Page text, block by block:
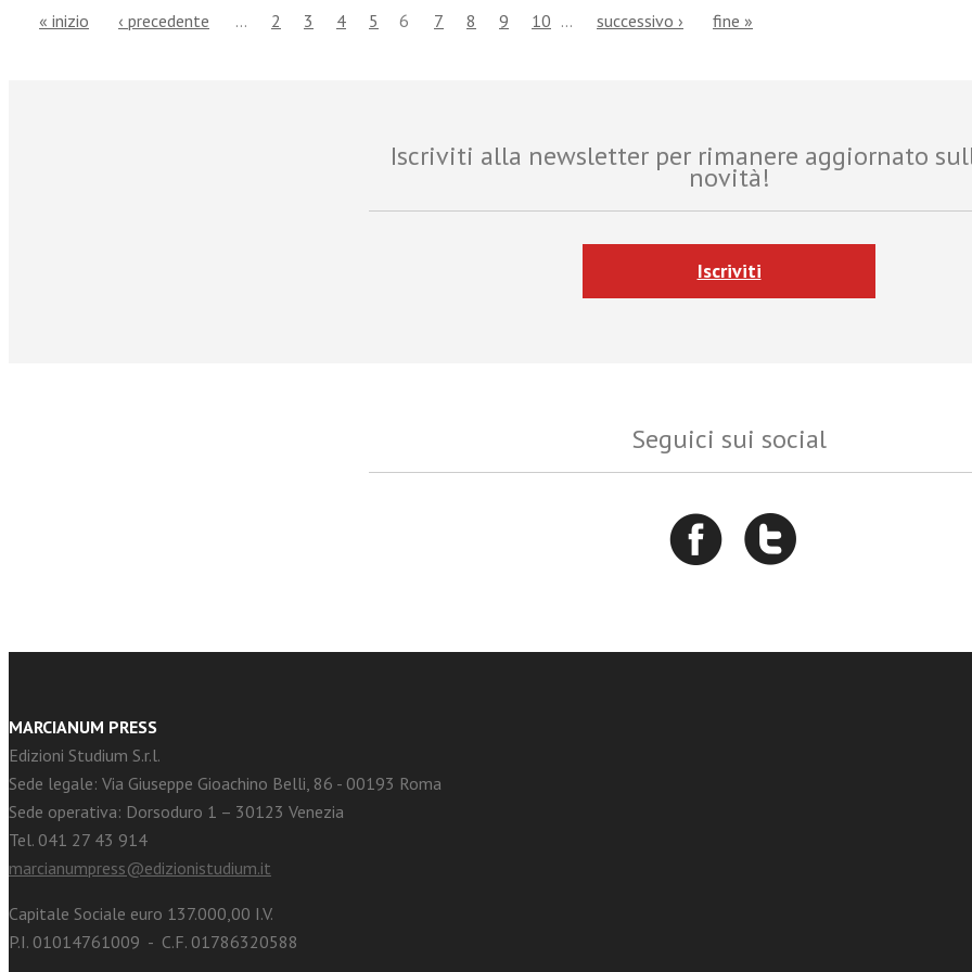
« inizio ‹ precedente … 2 3 4 5 6 7 8 9 10 … successivo › fine »
Iscriviti alla newsletter per rimanere aggiornato
novità!
Iscriviti
Seguici sui social
MARCIANUM PRESS
Edizioni Studium S.r.l.
Sede legale: Via Giuseppe Gioachino Belli, 86 - 00193 Roma
Sede operativa: Dorsoduro 1 – 30123 Venezia
Tel. 041 27 43 914
marcianumpress@edizionistudium.it
Capitale Sociale euro 137.000,00 I.V.
P.I. 01014761009 - C.F. 01786320588